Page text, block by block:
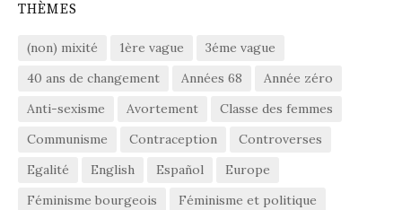
THÈMES
(non) mixité 1ère vague
3éme vague
40 ans de changement
Années 68
Année zéro
Anti-sexisme
Avortement
Classe des femmes
Communisme
Contraception
Controverses
Egalité
English Español
Europe
Féminisme bourgeois
Féminisme et politique